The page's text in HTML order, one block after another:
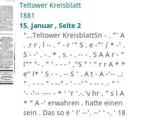
Teltower Kreisblatt
1881
15. Januar , Seite 2
"...Teltower KreisblattSn - . "' A
. .r r , l -- . " - r '" S . e -"' / * -' .
S - -' . - . * , s. - . -- - . S A A r - "
l"" "- . " ' - - - ' ,"S " ' " r r A * *
e" l* ' S - - . -- S ' . A t - A -'-- ..:
" . - - - " - --" - ' - -'´ ' - -- - .- " '
'- -'-- ---- - * ' 'r '.-.'v hr . " s l A
* " A -' erwahren . hatte einen
sein . Das so e ' l' --'. --' ' -. ' 18